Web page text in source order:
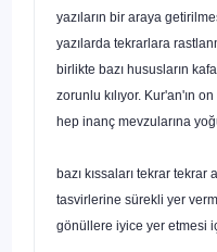
yazıların bir araya
yazılarda tekrarlara
birlikte bazı hususların
zorunlu kılıyor. Kur'an'ın
hep inanç mevzularına
bazı kıssaları tekrar
tasvirlerine sürekli yer
gönüllere iyice yer etmesi